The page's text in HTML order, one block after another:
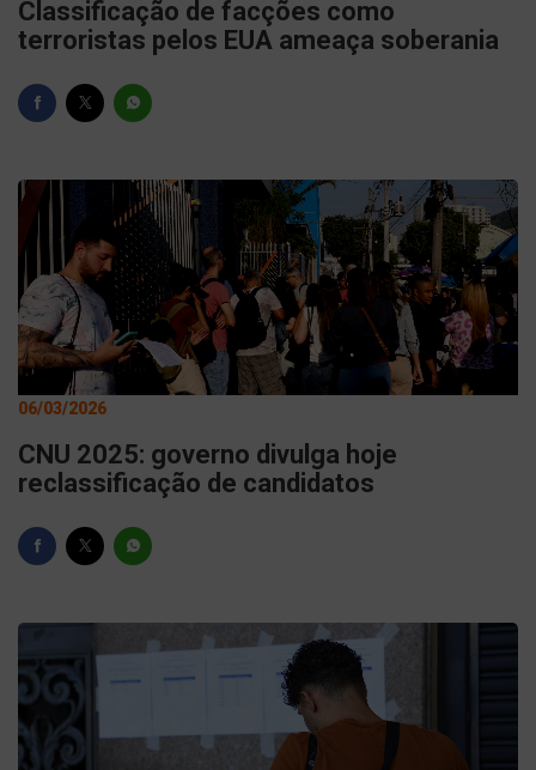
Classificação de facções como
terroristas pelos EUA ameaça soberania
06/03/2026
CNU 2025: governo divulga hoje
reclassificação de candidatos